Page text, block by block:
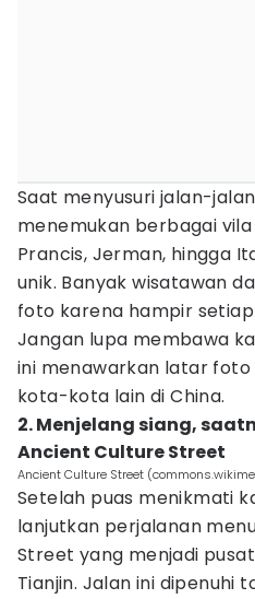
Saat menyusuri jalan-
menemukan berbagai
Prancis, Jerman, hingga
unik. Banyak wisatawan
foto karena hampir
Jangan lupa membawa
ini menawarkan latar
kota-kota lain di China.
2. Menjelang siang,
Ancient Culture Street
Ancient Culture Street
Setelah puas menikmati
lanjutkan perjalanan
Street yang menjadi
Tianjin. Jalan ini dipenuhi